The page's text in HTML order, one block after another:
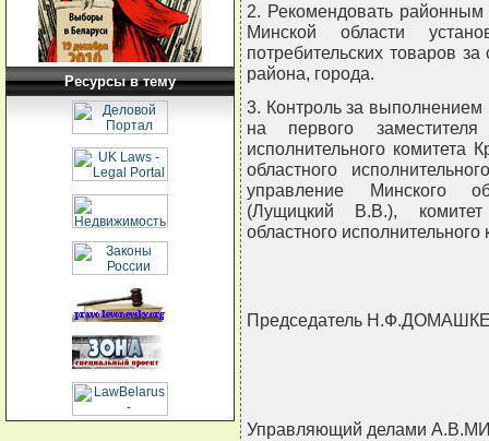
Ресурсы в тему
2. Рекомендовать районным
Минской области
потребительских товаров
района, города.
3. Контроль за выполнением
на первого заместителя
исполнительного комитета
областного
управление Минского
(Лущицкий В.В.), комитет
областного
Председатель
Управляющий делами